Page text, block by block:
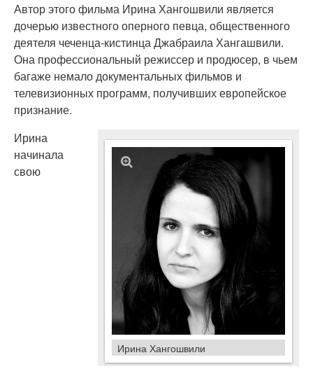
Автор этого фильма Ирина Хангошвили является
дочерью известного оперного певца, общественного
деятеля чеченца-кистинца Джабраила Хангашвили.
Она профессиональный режиссер и продюсер, в чьем
багаже немало документальных фильмов и
телевизионных программ, получивших европейское
признание.
Ирина Хангошвили
Ирина
начинала
свою